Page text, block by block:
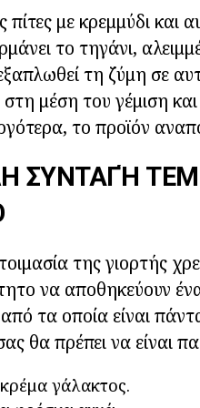
με κρεμμύδι και
το τηγάνι,
τη ζύμη σε
στη μέση του γέμιση
το προϊόν
ΣΥΝΤΑΓΉ
της γιορτής
να αποθηκεύουν
τα οποία είναι
θα πρέπει να είναι
γάλακτος.